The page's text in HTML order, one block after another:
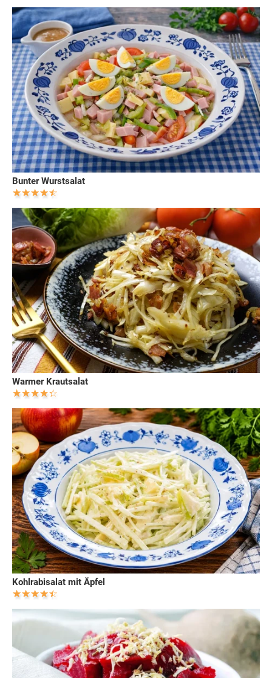
Bunter Wurstsalat
Warmer Krautsalat
Kohlrabisalat mit Äpfel